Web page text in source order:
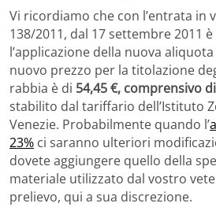
Vi ricordiamo che con l’entrata in
138/2011, dal 17 settembre 2011
l’applicazione della nuova aliquota
nuovo prezzo per la titolazione
rabbia è di 54,45 €, comprensivo
stabilito dal tariffario dell’Istituto
Venezie. Probabilmente quando l’
23% ci saranno ulteriori
dovete aggiungere quello della
materiale utilizzato dal vostro
prelievo, qui a sua discrezione.